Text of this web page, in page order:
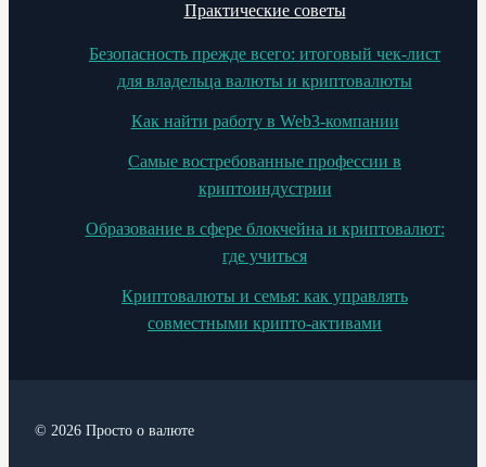
Практические советы
Безопасность прежде всего: итоговый чек-лист
для владельца валюты и криптовалюты
Как найти работу в Web3-компании
Самые востребованные профессии в
криптоиндустрии
Образование в сфере блокчейна и криптовалют:
где учиться
Криптовалюты и семья: как управлять
совместными крипто-активами
© 2026 Просто о валюте